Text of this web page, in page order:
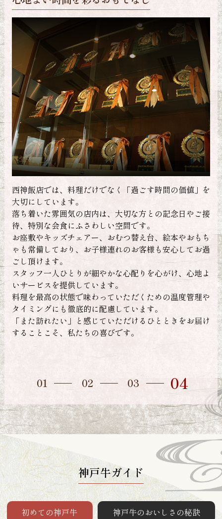
数々の受賞歴が物語る、最高級の神戸牛。
繊細な霜降りは、体温でとろけるほど融点が低く、極上
の口どけを生み出します。
西神飯店では、神戸牛品評会で優秀賞以上を受賞した牛
のみを、オーナー自らの目利きで一頭買いしています。
部位ごとに仕入れる方法では品質にばらつきが出やす
く、余計なコストもかかります。
その点、一頭買いなら希少部位から定番部位までを余す
ことなく活かすことができ、品質を保ちながら、より手
頃な価格でご提供が可能です。
一頭の牛を無駄なく使い切るには、確かな技術とたゆま
ぬ努力が求められます。
私たちは日々技を磨き、丁寧な仕込みと徹底したコスト
管理のもと、「最高級を、より身近に」という想いで神
戸牛と真摯に向き合っています。
01 02 03 04
神戸牛ガイド
初めての神戸牛 神戸牛のおいしさの秘訣